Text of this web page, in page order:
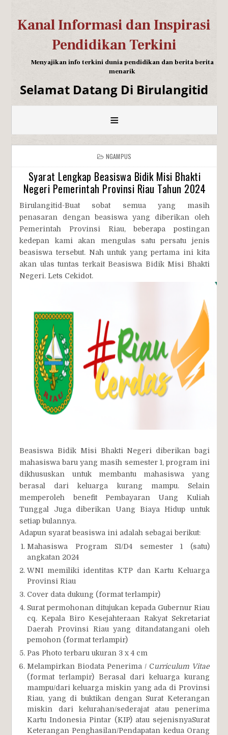
Kanal Informasi dan Inspirasi
Pendidikan Terkini
Menyajikan info terkini dunia pendidikan dan berita berita
menarik
Selamat Datang Di Birulangitid
≡
NGAMPUS
Syarat Lengkap Beasiswa Bidik Misi Bhakti
Negeri Pemerintah Provinsi Riau Tahun 2024
Birulangitid-Buat sobat semua yang masih
penasaran dengan beasiswa yang diberikan oleh
Pemerintah Provinsi Riau, beberapa postingan
kedepan kami akan mengulas satu persatu jenis
beasiswa tersebut. Nah untuk yang pertama ini kita
akan ulas tuntas terkait Beasiswa Bidik Misi Bhakti
Negeri. Lets Cekidot.
Beasiswa Bidik Misi Bhakti Negeri diberikan bagi
mahasiswa baru yang masih semester 1, program ini
dikhususkan untuk membantu mahasiswa yang
berasal dari keluarga kurang mampu. Selain
memperoleh benefit Pembayaran Uang Kuliah
Tunggal Juga diberikan Uang Biaya Hidup untuk
setiap bulannya.
Adapun syarat beasiswa ini adalah sebagai berikut:
Mahasiswa Program S1/D4 semester 1 (satu)
angkatan 2024
WNI memiliki identitas KTP dan Kartu Keluarga
Provinsi Riau
Cover data dukung (format terlampir)
Surat permohonan ditujukan kepada Gubernur Riau
cq. Kepala Biro Kesejahteraan Rakyat Sekretariat
Daerah Provinsi Riau yang ditandatangani oleh
pemohon (format terlampir)
Pas Photo terbaru ukuran 3 x 4 cm
Melampirkan Biodata Penerima / Curriculum Vitae
(format terlampir) Berasal dari keluarga kurang
mampu/dari keluarga miskin yang ada di Provinsi
Riau, yang di buktikan dengan Surat Keterangan
miskin dari kelurahan/sederajat atau penerima
Kartu Indonesia Pintar (KIP) atau sejenisnyaSurat
Keterangan Penghasilan/Pendapatan kedua Orang